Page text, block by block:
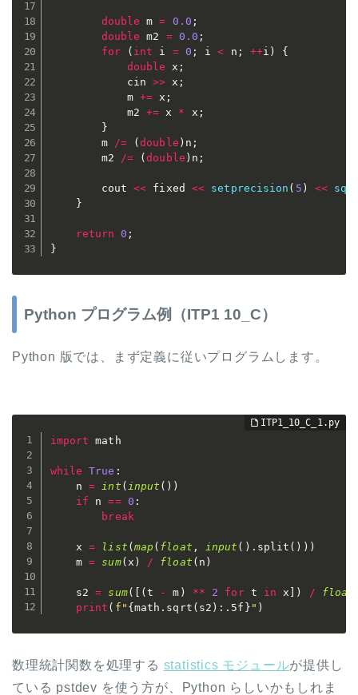
double m = 0.0 ;
double m2 = 0.0 ;
for
( int i = 0 ; i < n ; ++i )
{
double x ;
			cin
>> x ;
			m
+= x ;
			m2
+= x * x ;
}
		m
/= (double ) n ;
		m2
/= (double ) n ;
		cout
<< fixed << setprecision ( 5 ) <<
}
return 0 ;
}
Python プログラム例（ITP1 10_C）
Python 版では、まず定義に従いプログラムします。
import math
while True :
    n
= int ( input ( ) )
if n == 0 :
break
    x
= list ( map ( float , input ( ) . split ( ) ) )
    m
= sum( x ) / float ( n )
    s2
= sum( (t - m ) ** 2 for t in x ) / float
print ( f" { math . sqrt ( s2 ) : .5f } " )
数理統計関数を処理する statistics モジュールが提供し
ている pstdev を使う方が、Python らしいかもしれま